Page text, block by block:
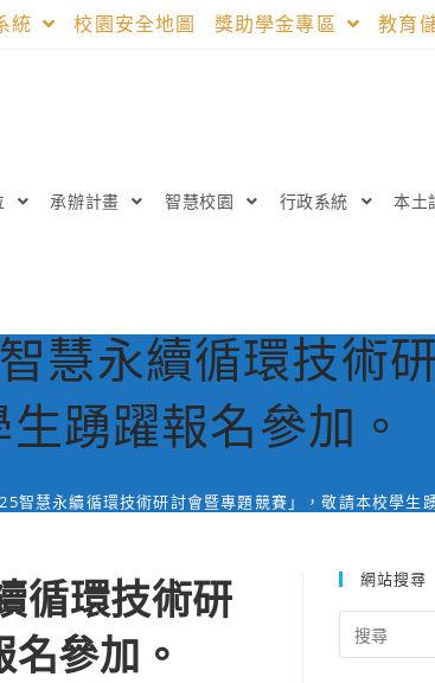
統 校園安全地圖 獎助學金專區 教育
承辦計畫 智慧校園 行政系統 本土
慧永續循環技術
踴躍報名參加。
智慧永續循環技術研討會暨專題競賽」，敬請本校學生
循環技術研
參加。
網站搜尋
for: